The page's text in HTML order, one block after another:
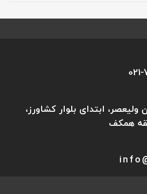
ولیعصر، ابتدای بلوار کشاورز،